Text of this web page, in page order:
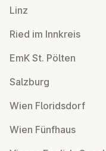
Linz
Ried im Innkreis
EmK St. Pölten
Salzburg
Wien Flor­idsdorf
Wien Fünfhaus